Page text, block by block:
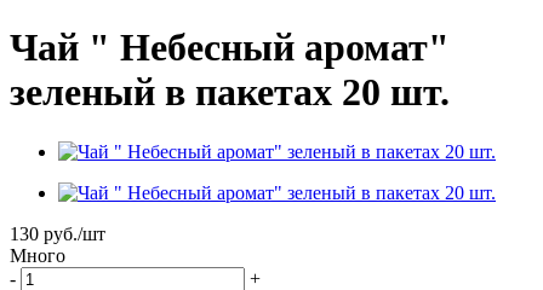
Чай " Небесный аромат"
зеленый в пакетах 20 шт.
130 руб./шт
Много
-
+